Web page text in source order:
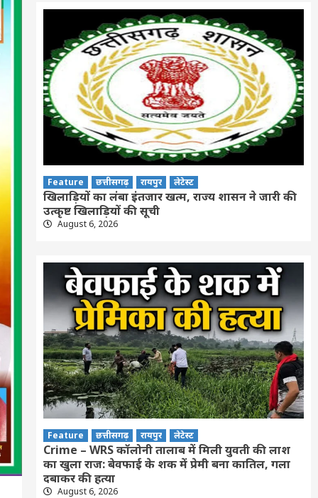
Feature छत्तीसगढ़ रायपुर लेटेस्ट
खिलाड़ियों का लंबा इंतजार खत्म, राज्य शासन ने जारी की
उत्कृष्ट खिलाड़ियों की सूची
August 6, 2026
Feature छत्तीसगढ़ रायपुर लेटेस्ट
Crime – WRS कॉलोनी तालाब में मिली युवती की लाश
का खुला राज: बेवफाई के शक में प्रेमी बना कातिल, गला
दबाकर की हत्या
August 6, 2026